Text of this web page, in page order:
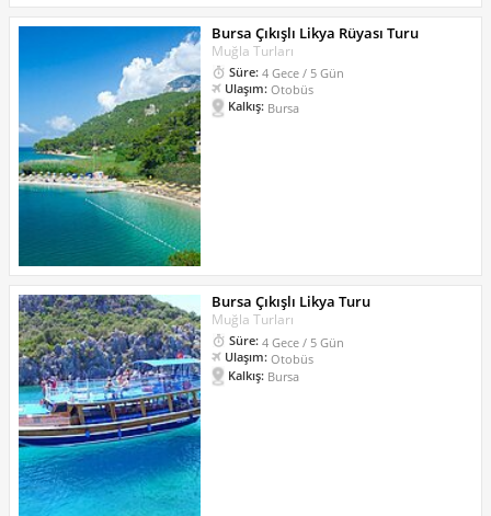
Bursa Çıkışlı Likya Rüyası Turu
Muğla Turları
Süre: 4 Gece / 5 Gün
Ulaşım: Otobüs
Kalkış: Bursa
Bursa Çıkışlı Likya Turu
Muğla Turları
Süre: 4 Gece / 5 Gün
Ulaşım: Otobüs
Kalkış: Bursa